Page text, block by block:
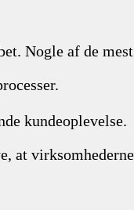
Nogle af de
kundeoplevelse.
at